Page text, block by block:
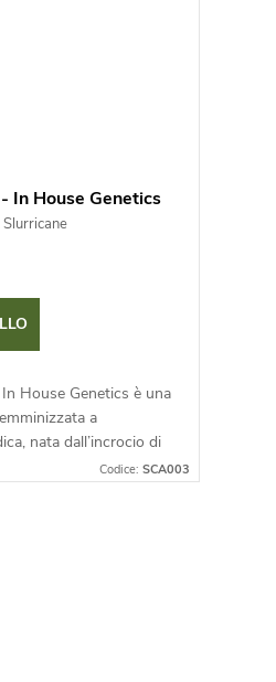
In House Genetics
House Genetics è una
a
nata dall’incrocio di
Si distingue per
Codice: SCA003